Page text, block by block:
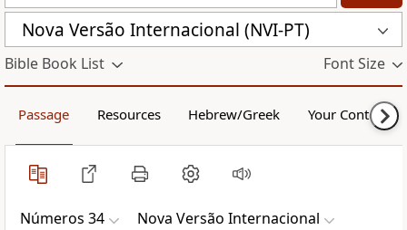
Nova Versão Internacional (NVI-PT)
Bible Book List Font Size
Passage Resources Hebrew/Greek Your Content
Números 34 Nova Versão Internacional